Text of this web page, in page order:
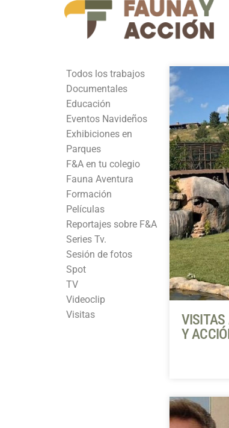
Todos los trabajos
Documentales
Educación
Eventos Navideños
Exhibiciones en
Parques
F&A en tu colegio
Fauna Aventura
Formación
Películas
Reportajes sobre F&A
Series Tv.
Sesión de fotos
Spot
TV
Videoclip
Visitas
VISITAS
Y